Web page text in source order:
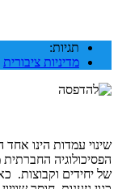
תגיות:
מדיניות ציבורית
שינוי עמדות הינו
הפסיכולוגיה
של יחידים וקבוצות.